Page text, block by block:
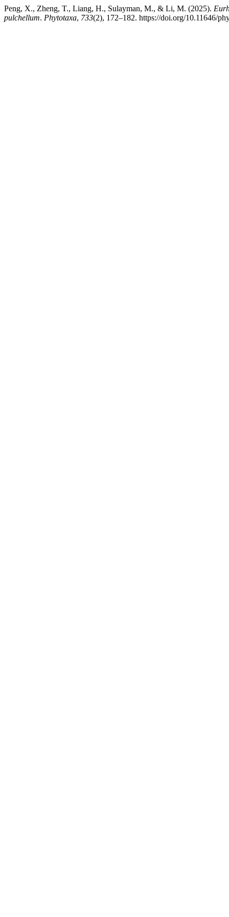
Peng, X., Zheng, T., Liang, H., Sulayman, M., & Li, M. (2025).
pulchellum. Phytotaxa, 733(2), 172–182. https://doi.org/10.11646/